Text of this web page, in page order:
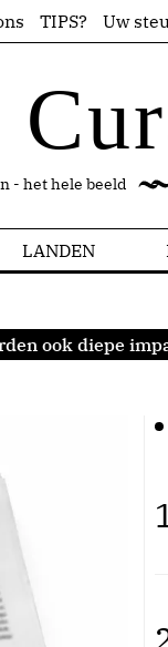
TIPS? Uw
- het hele beeld
LANDEN
ook diepe